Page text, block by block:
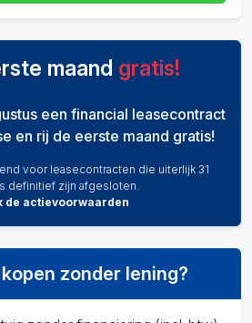
maand gratis!
een financial leasecontract
en rij de eerste maand gratis!
voor leasecontracten die uiterlijk 31
definitief zijn afgesloten.
de actievoorwaarden
zonder lening?